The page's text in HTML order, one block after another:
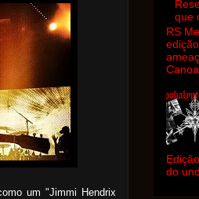
um "Jimmi Hendrix
que
RS
do